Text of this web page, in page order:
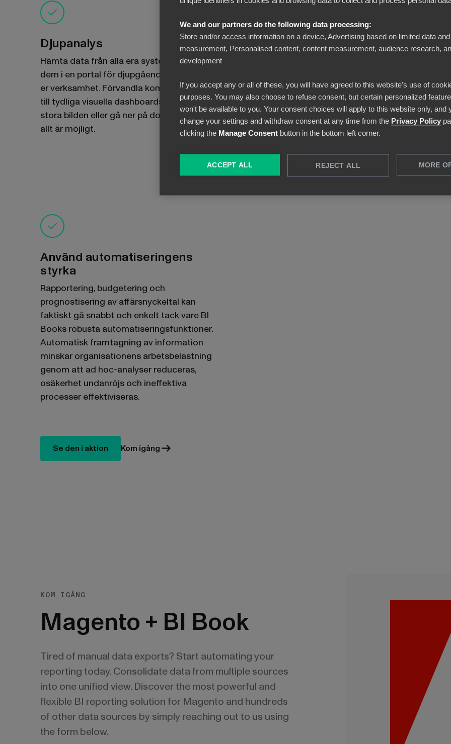
We and our partners do the following data processing:
Store and/or access information on a device, Advertising based on limited data
measurement, Personalised content, content measurement, audience research,
development
If you accept any or all of these, you will have agreed to this website's use of
purposes. You may also choose to refuse consent, but certain personalized
won't be available to you. Your consent choices will apply to this website only, and
change your settings and withdraw consent at any time from the Privacy Policy
clicking the Manage Consent button in the bottom left corner.
ACCEPT ALL REJECT ALL MORE
Djupanalys
Hämta data från alla era system och samla
dem i en portal för djupgående insikter om
er verksamhet. Förvandla komplicerade data
till tydliga visuella dashboards. Beundra den
stora bilden eller gå ner på dokumentnivå -
allt är möjligt.
Se bortom siffrorna
bilden eller gå ner på dokumentnivå – allt är
möjligt.
Använd automatiseringens
styrka
Rapportering, budgetering och
prognostisering av affärsnyckeltal kan
faktiskt gå snabbt och enkelt tack vare BI
Books robusta automatiseringsfunktioner.
Automatisk framtagning av information
minskar organisationens arbetsbelastning
genom att ad hoc-analyser reduceras,
osäkerhet undanröjs och ineffektiva
processer effektiviseras.
Se den i aktion Kom igång
KOM IGÅNG
Magento + BI Book
Tired of manual data exports? Start automating your
reporting today. Consolidate data from multiple sources
into one unified view. Discover the most powerful and
flexible BI reporting solution for Magento and hundreds
of other data sources by simply reaching out to us using
the form below.